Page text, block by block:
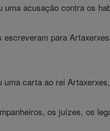
acusação contra os
para
carta ao rei
os juízes, os